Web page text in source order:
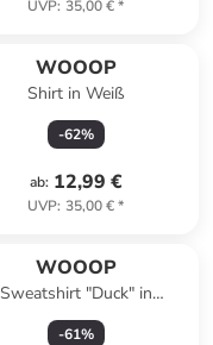
UVP: 35,00 €*
WOOOP
Shirt in Weiß
-62%
ab: 12,99 €
UVP: 35,00 €*
WOOOP
Sweatshirt "Duck" in
Dunkelblau
-61%